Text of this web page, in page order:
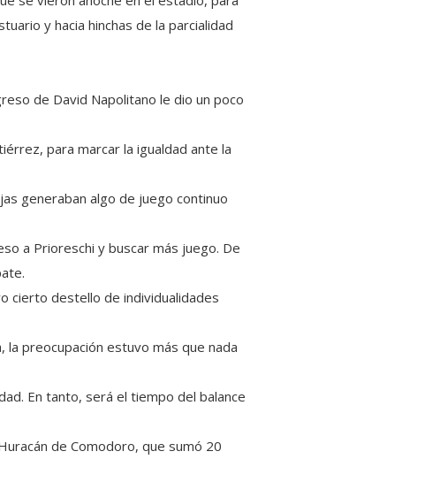
y hacia hinchas de la parcialidad
de David Napolitano le dio un poco
para marcar la igualdad ante la
generaban algo de juego continuo
a Prioreschi y buscar más juego. De
cierto destello de individualidades
preocupación estuvo más que nada
En tanto, será el tiempo del balance
de Comodoro, que sumó 20